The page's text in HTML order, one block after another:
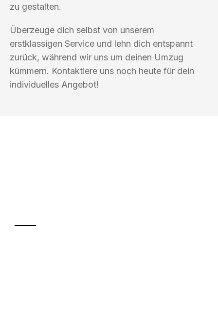
zu gestalten.
Überzeuge dich selbst von unserem
erstklassigen Service und lehn dich entspannt
zurück, während wir uns um deinen Umzug
kümmern. Kontaktiere uns noch heute für dein
individuelles Angebot!